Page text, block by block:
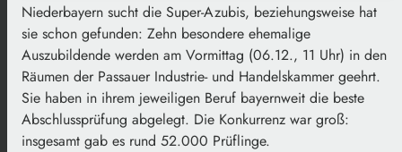
Niederbayern sucht die Super-Azubis, beziehungsweise hat
sie schon gefunden: Zehn besondere ehemalige
Auszubildende werden am Vormittag (06.12., 11 Uhr) in den
Räumen der Passauer Industrie- und Handelskammer geehrt.
Sie haben in ihrem jeweiligen Beruf bayernweit die beste
Abschlussprüfung abgelegt. Die Konkurrenz war groß:
insgesamt gab es rund 52.000 Prüflinge.